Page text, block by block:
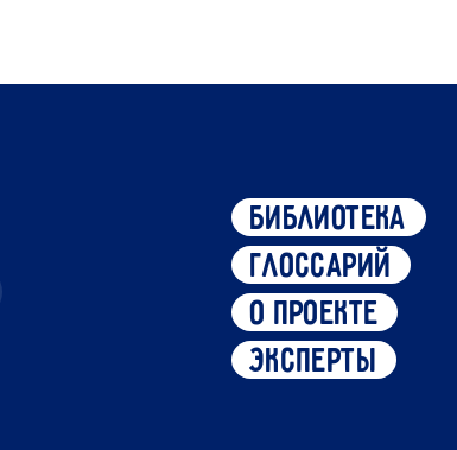
библиотека
глоссарий
о проекте
эксперты